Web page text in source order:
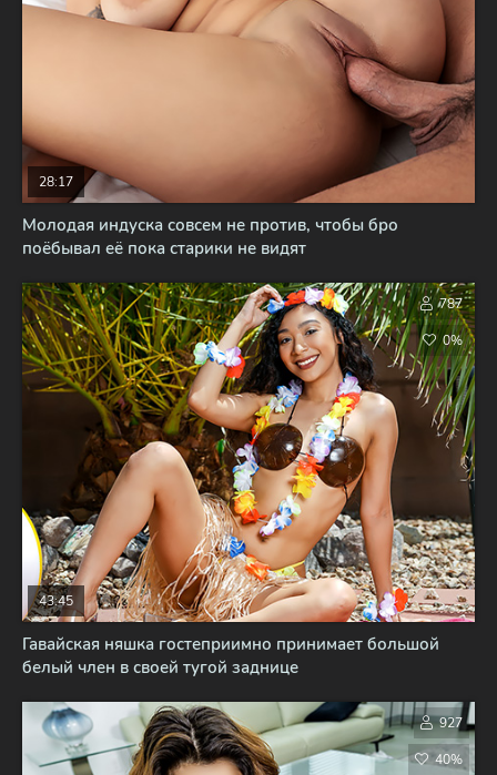
Молодая индуска совсем не против, чтобы бро
поёбывал её пока старики не видят
28:17
Гавайская няшка гостеприимно принимает большой
белый член в своей тугой заднице
43:45
787
0%
927
40%